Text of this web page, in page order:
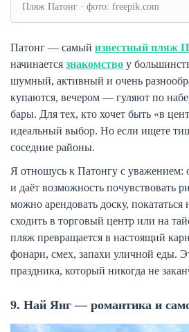
Пляж Патонг · фото: freepik.com
Патонг — самый известный пляж
начинается знакомство у
шумный, активный и очень
купаются, вечером — гуляют по
бары. Для тех, кто хочет быть «в
идеальный выбор. Но если ищете
соседние районы.
Я отношусь к Патонгу с
и даёт возможность почувствовать
можно арендовать доску,
сходить в торговый центр или на
пляж превращается в настоящий
фонари, смех, запахи уличной еды.
праздника, который никогда не
9. Най Янг — романтика и